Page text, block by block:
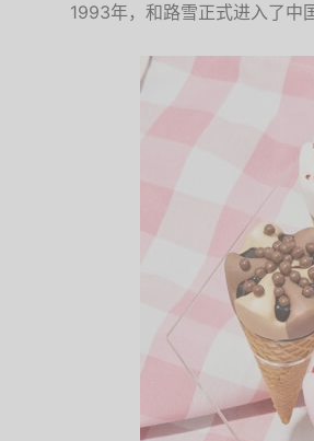
1993年，和路雪正式进入了中